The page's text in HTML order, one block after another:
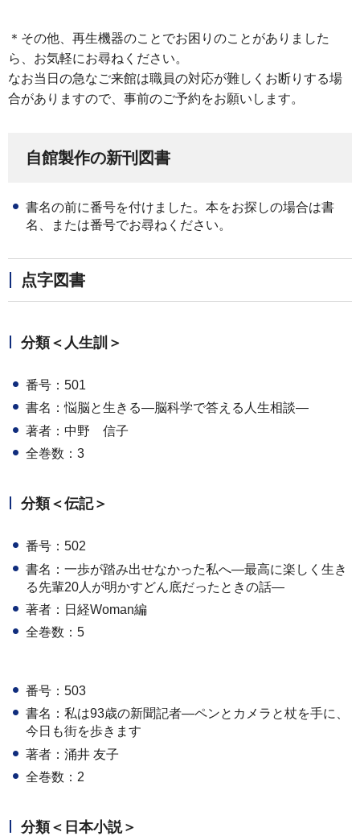
＊その他、再生機器のことでお困りのことがありました
ら、お気軽にお尋ねください。
なお当日の急なご来館は職員の対応が難しくお断りする場
合がありますので、事前のご予約をお願いします。
自館製作の新刊図書
書名の前に番号を付けました。本をお探しの場合は書
名、または番号でお尋ねください。
点字図書
分類＜人生訓＞
番号：501
書名：悩脳と生きる―脳科学で答える人生相談―
著者：中野 信子
全巻数：3
分類＜伝記＞
番号：502
書名：一歩が踏み出せなかった私へ―最高に楽しく生き
る先輩20人が明かすどん底だったときの話―
著者：日経Woman編
全巻数：5
番号：503
書名：私は93歳の新聞記者―ペンとカメラと杖を手に、
今日も街を歩きます
著者：涌井 友子
全巻数：2
分類＜日本小説＞